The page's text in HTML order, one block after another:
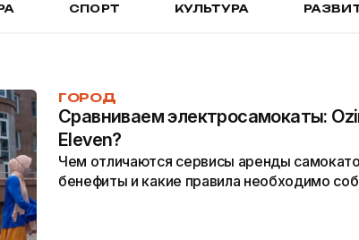
СПОРТ КУЛЬТУРА
ГОРОД
Сравниваем электросамокаты:
Eleven?
Чем отличаются сервисы аренды
бенефиты и какие правила необходимо